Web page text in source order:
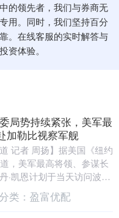
的领先者，我们与券商无
用。同时，我们坚持百分
。在线客服的实时解答与
资体验。
局势持续紧张，美军最
加勒比视察军舰
记者 周扬】据美国《纽约
，美军最高将领、参谋长
·凯恩计划于当天访问波多
署在加勒比海地区的美国
类： 盈富优配